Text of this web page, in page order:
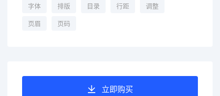
字体 排版 目录 行距 调整
页眉 页码
立即购买